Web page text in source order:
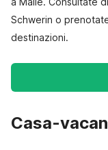
Schwerin o
destinazioni.
Casa-